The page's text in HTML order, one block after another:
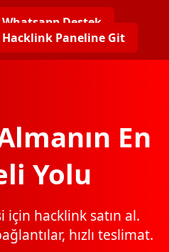
Whatsapp Destek
Hacklink Paneline Git
En
Yolu
için hacklink satın al.
hızlı teslimat.